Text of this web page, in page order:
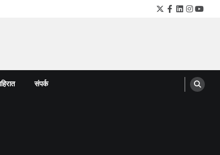
Twitter
Facebook
LinkedIn
संपर्क